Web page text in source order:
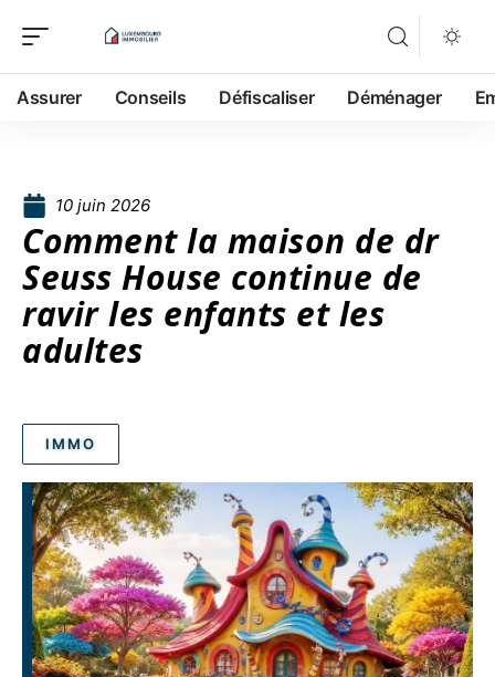
Assurer Conseils Défiscaliser Déménager
10 juin 2026
Comment la maison de dr
Seuss House continue de
ravir les enfants et les
adultes
IMMO